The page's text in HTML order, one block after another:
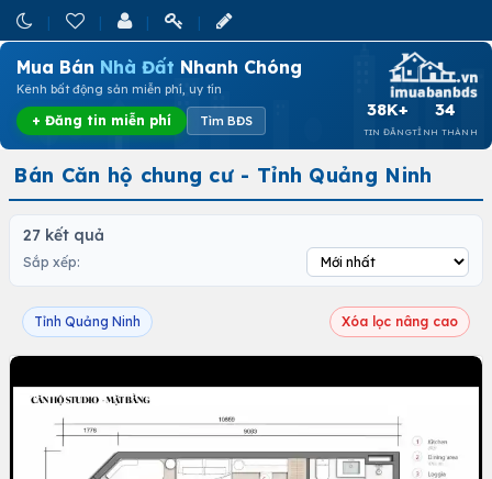
Mua Bán Nhà Đất Nhanh Chóng
Kênh bất động sản miễn phí, uy tín
+ Đăng tin miễn phí Tìm BĐS
38K+
TIN ĐĂNG
34
TỈNH THÀNH
Bán Căn hộ chung cư - Tỉnh Quảng Ninh
27 kết quả
Sắp xếp:
Tỉnh Quảng Ninh Xóa lọc nâng cao